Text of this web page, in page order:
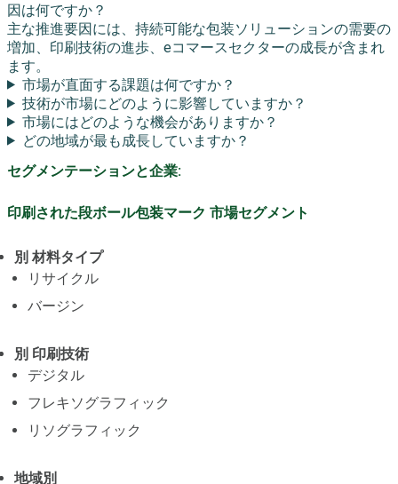
因は何ですか？
主な推進要因には、持続可能な包装ソリューションの需要の
増加、印刷技術の進歩、eコマースセクターの成長が含まれ
ます。
市場が直面する課題は何ですか？
技術が市場にどのように影響していますか？
市場にはどのような機会がありますか？
どの地域が最も成長していますか？
セグメンテーションと企業:
印刷された段ボール包装マーク 市場セグメント
別 材料タイプ
リサイクル
バージン
別 印刷技術
デジタル
フレキソグラフィック
リソグラフィック
地域別